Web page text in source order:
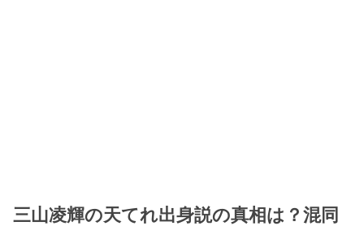
三山凌輝の天てれ出身説の真相は？混同